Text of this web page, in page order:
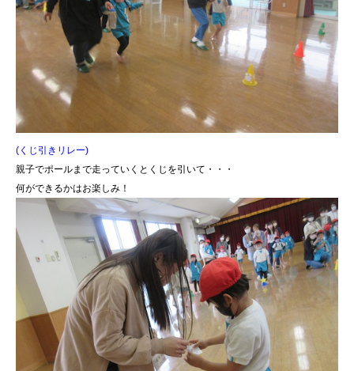
(くじ引きリレー)
親子でポールまで走っていくとくじを引いて・・・
何ができるかはお楽しみ！